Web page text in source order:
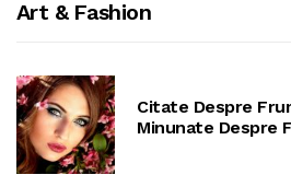
Art & Fashion
Citate Despre
Minunate Despre